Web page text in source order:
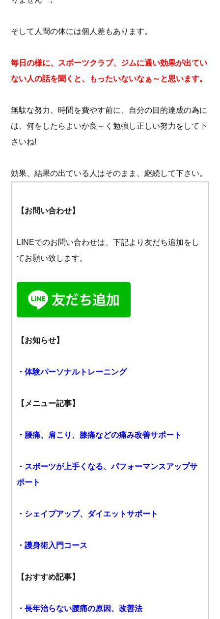
そして人間の体には個人差もあります。
毎日の様に、スポーツクラブ、ジムに通い効果が出てい
ない人の話を聞くと、もったいないなぁ～と思います。
無駄な努力、時間を費やす前に、自分の目的達成の為に
は、何をしたらよいか良～く勉強し正しい努力をして下
さいね!
効果、結果の出ている人はそのまま、継続して下さい。
【お問い合わせ】
LINEでのお問い合わせは、下記より友だち追加をし
てお願い致します。
【お知らせ】
・体験パーソナルトレーニング
【メニュー記事】
・ 腰痛、肩こり、膝痛などの痛み改善サポート
・ スポーツが上手くなる、パフォーマンスアップサ
ポート
・ シェイプアップ、ダイエットサポート
・護身術入門コース
【おすすめ記事】
・長年治らない腰痛の原因、改善法